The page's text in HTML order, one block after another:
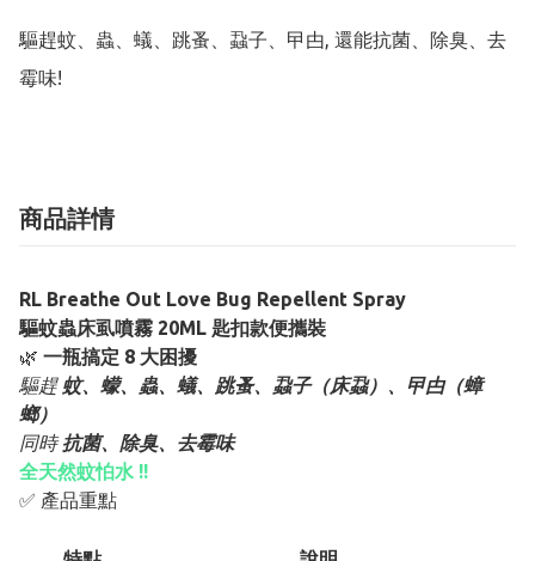
驅趕蚊、蟲、蟻、跳蚤、蝨子、曱甴, 還能抗菌、除臭、去
霉味!
商品詳情
RL Breathe Out Love Bug Repellent Spray
驅蚊蟲床虱噴霧 20ML 匙扣款便攜裝
🌿 一瓶搞定 8 大困擾
驅趕 蚊、蠓、蟲、蟻、跳蚤、蝨子（床蝨）、曱甴（蟑
螂）
同時抗菌、除臭、去霉味
全天然蚊怕水 !!
✅ 產品重點